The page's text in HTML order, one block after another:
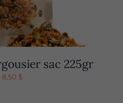
sac 225gr
8,50 $